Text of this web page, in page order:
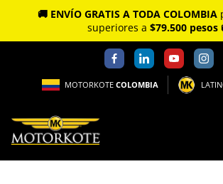
🚚 ENVÍO GRATIS A TODA COLOMBIA
superiores a $79.500 pesos
MOTORKOTE COLOMBIA